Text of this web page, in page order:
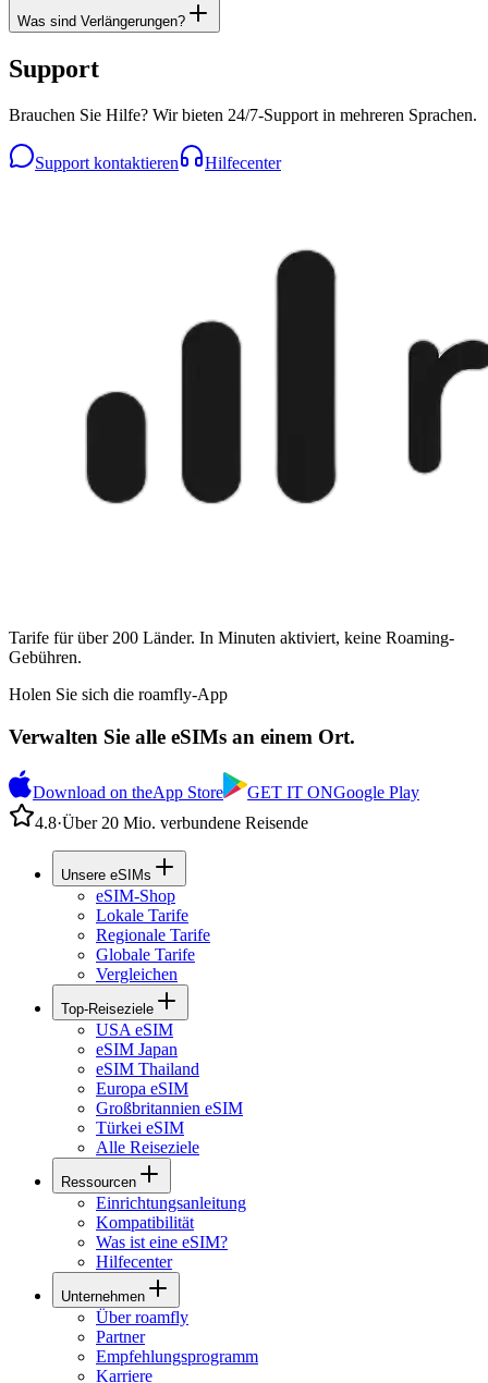
Was sind Verlängerungen?
Support
Brauchen Sie Hilfe? Wir bieten 24/7-Support in mehreren Sprachen.
Support kontaktieren Hilfecenter
Tarife für über 200 Länder. In Minuten aktiviert, keine Roaming-
Gebühren.
Holen Sie sich die roamfly-App
Verwalten Sie alle eSIMs an einem Ort.
Download on theApp Store GET IT ONGoogle Play
4.8·Über 20 Mio. verbundene Reisende
Unsere eSIMs
eSIM-Shop
Lokale Tarife
Regionale Tarife
Globale Tarife
Vergleichen
Top-Reiseziele
USA eSIM
eSIM Japan
eSIM Thailand
Europa eSIM
Großbritannien eSIM
Türkei eSIM
Alle Reiseziele
Ressourcen
Einrichtungsanleitung
Kompatibilität
Was ist eine eSIM?
Hilfecenter
Unternehmen
Über roamfly
Partner
Empfehlungsprogramm
Karriere